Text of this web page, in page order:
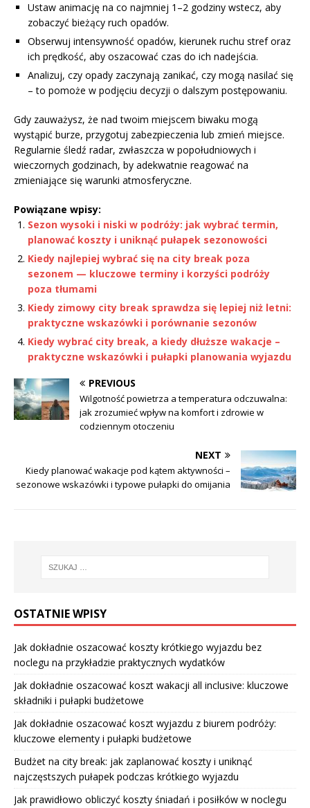
Ustaw animację na co najmniej 1–2 godziny wstecz, aby
zobaczyć bieżący ruch opadów.
Obserwuj intensywność opadów, kierunek ruchu stref oraz
ich prędkość, aby oszacować czas do ich nadejścia.
Analizuj, czy opady zaczynają zanikać, czy mogą nasilać się
– to pomoże w podjęciu decyzji o dalszym postępowaniu.
Gdy zauważysz, że nad twoim miejscem biwaku mogą
wystąpić burze, przygotuj zabezpieczenia lub zmień miejsce.
Regularnie śledź radar, zwłaszcza w popołudniowych i
wieczornych godzinach, by adekwatnie reagować na
zmieniające się warunki atmosferyczne.
Powiązane wpisy:
Sezon wysoki i niski w podróży: jak wybrać termin,
planować koszty i uniknąć pułapek sezonowości
Kiedy najlepiej wybrać się na city break poza
sezonem — kluczowe terminy i korzyści podróży
poza tłumami
Kiedy zimowy city break sprawdza się lepiej niż letni:
praktyczne wskazówki i porównanie sezonów
Kiedy wybrać city break, a kiedy dłuższe wakacje –
praktyczne wskazówki i pułapki planowania wyjazdu
PREVIOUS
Wilgotność powietrza a temperatura odczuwalna:
jak zrozumieć wpływ na komfort i zdrowie w
codziennym otoczeniu
NEXT
Kiedy planować wakacje pod kątem aktywności –
sezonowe wskazówki i typowe pułapki do omijania
OSTATNIE WPISY
Jak dokładnie oszacować koszty krótkiego wyjazdu bez
noclegu na przykładzie praktycznych wydatków
Jak dokładnie oszacować koszt wakacji all inclusive: kluczowe
składniki i pułapki budżetowe
Jak dokładnie oszacować koszt wyjazdu z biurem podróży:
kluczowe elementy i pułapki budżetowe
Budżet na city break: jak zaplanować koszty i uniknąć
najczęstszych pułapek podczas krótkiego wyjazdu
Jak prawidłowo obliczyć koszty śniadań i posiłków w noclegu